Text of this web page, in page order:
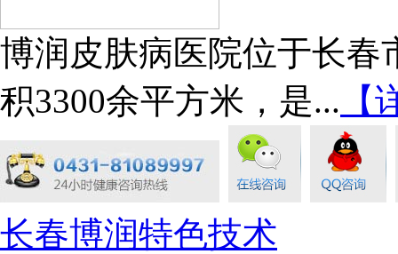
博润皮肤病医院位于长春
积3300余平方米，是... 【
长春博润特色技术